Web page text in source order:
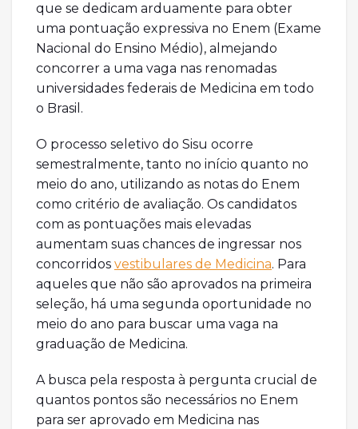
que se dedicam arduamente para obter
uma pontuação expressiva no Enem (Exame
Nacional do Ensino Médio), almejando
concorrer a uma vaga nas renomadas
universidades federais de Medicina em todo
o Brasil.
O processo seletivo do Sisu ocorre
semestralmente, tanto no início quanto no
meio do ano, utilizando as notas do Enem
como critério de avaliação. Os candidatos
com as pontuações mais elevadas
aumentam suas chances de ingressar nos
concorridos vestibulares de Medicina. Para
aqueles que não são aprovados na primeira
seleção, há uma segunda oportunidade no
meio do ano para buscar uma vaga na
graduação de Medicina.
A busca pela resposta à pergunta crucial de
quantos pontos são necessários no Enem
para ser aprovado em Medicina nas